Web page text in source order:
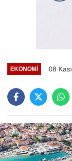
EKONOMİ 08